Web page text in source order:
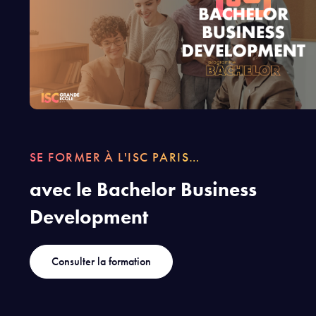
SE FORMER À L'ISC PARIS…
avec le Bachelor Business
Development
Consulter la formation